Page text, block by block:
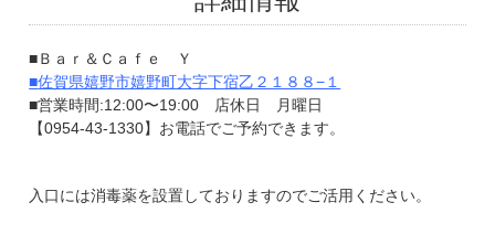
■Ｂａｒ＆Ｃａｆｅ Ｙ
■佐賀県嬉野市嬉野町大字下宿乙２１８８−１
■営業時間:12:00〜19:00 店休日 月曜日
【0954-43-1330】お電話でご予約できます。
入口には消毒薬を設置しておりますのでご活用ください。